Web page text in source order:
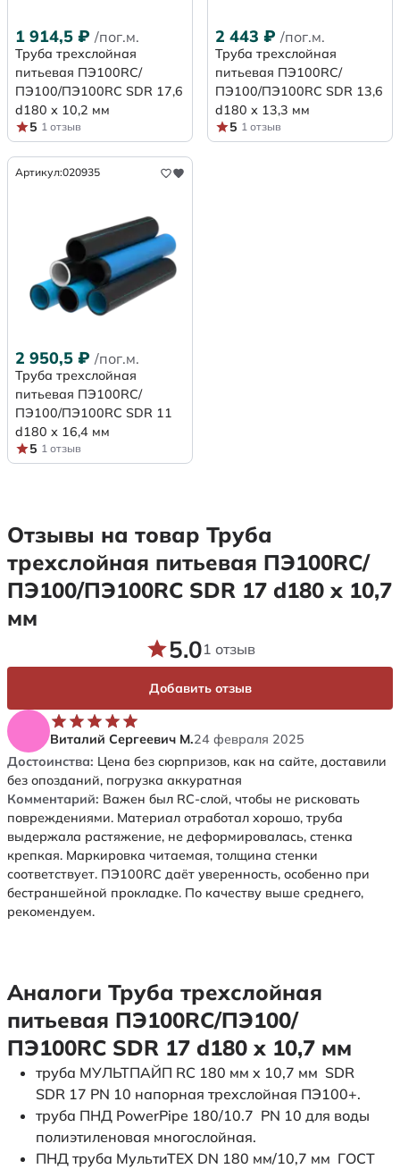
1 914,5 ₽ /пог.м.
Труба трехслойная
питьевая ПЭ100RC/
ПЭ100/ПЭ100RC SDR 17,6
d180 х 10,2 мм
5 1 отзыв
2 443 ₽ /пог.м.
Труба трехслойная
питьевая ПЭ100RC/
ПЭ100/ПЭ100RC SDR 13,6
d180 х 13,3 мм
5 1 отзыв
Артикул:020935
2 950,5 ₽ /пог.м.
Труба трехслойная
питьевая ПЭ100RC/
ПЭ100/ПЭ100RC SDR 11
d180 х 16,4 мм
5 1 отзыв
Отзывы на товар Труба
трехслойная питьевая ПЭ100RC/
ПЭ100/ПЭ100RC SDR 17 d180 х 10,7
мм
Виталий Сергеевич М.24 февраля 2025
Достоинства: Цена без сюрпризов, как на сайте, доставили
без опозданий, погрузка аккуратная
Комментарий: Важен был RC-слой, чтобы не рисковать
повреждениями. Материал отработал хорошо, труба
выдержала растяжение, не деформировалась, стенка
крепкая. Маркировка читаемая, толщина стенки
соответствует. ПЭ100RC даёт уверенность, особенно при
бестраншейной прокладке. По качеству выше среднего,
рекомендуем.
5.01 отзыв
Добавить отзыв
Аналоги Труба трехслойная
питьевая ПЭ100RC/ПЭ100/
ПЭ100RC SDR 17 d180 х 10,7 мм
труба МУЛЬТПАЙП RC 180 мм x 10,7 мм SDR
SDR 17 PN 10 напорная трехслойная ПЭ100+.
труба ПНД PowerPipe 180/10.7 PN 10 для воды
полиэтиленовая многослойная.
ПНД труба МультиТЕХ DN 180 мм/10,7 мм ГОСТ